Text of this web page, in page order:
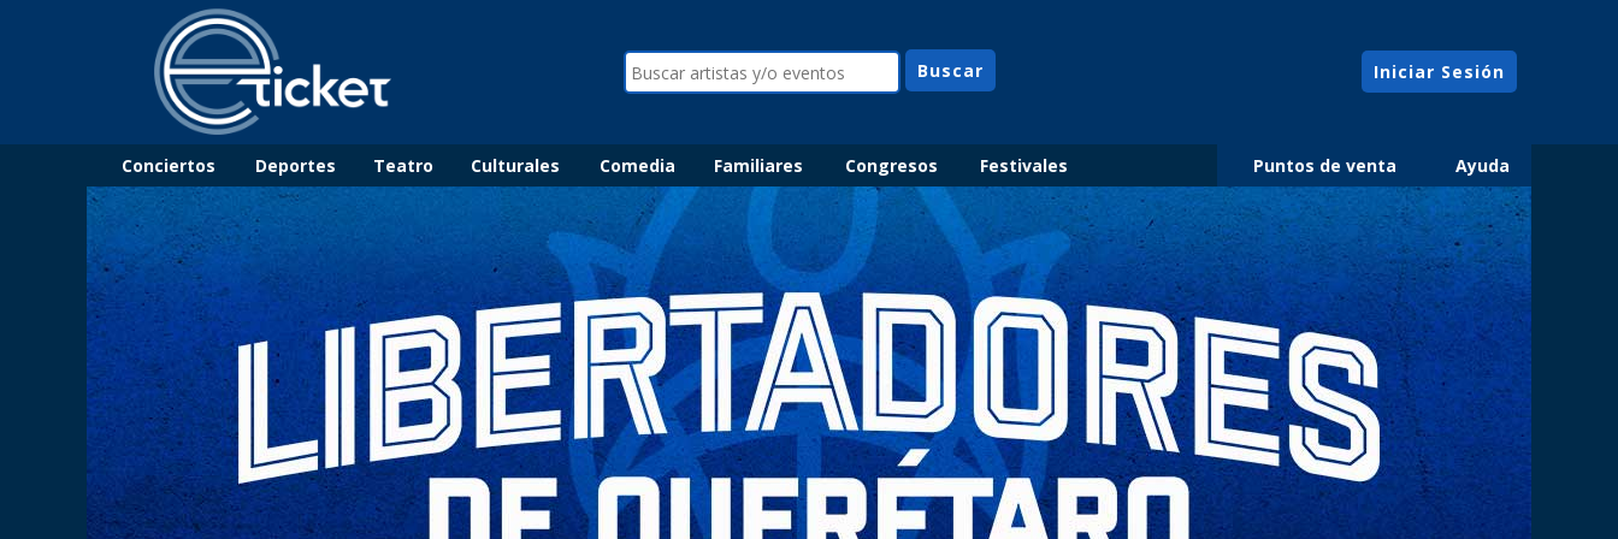
Iniciar Sesión
Conciertos Deportes Teatro Culturales Comedia Familiares Congresos Festivales Puntos de venta Ayuda